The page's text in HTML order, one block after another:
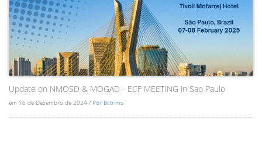
Update on NMOSD & MOGAD - ECF MEETING in Sao Paulo
em 16 de Dezembro de 2024 / Por Bctrims